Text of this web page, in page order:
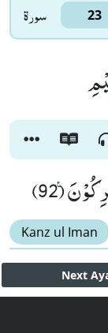
سورۃ 23
(92)
Kanz ul Iman
Next